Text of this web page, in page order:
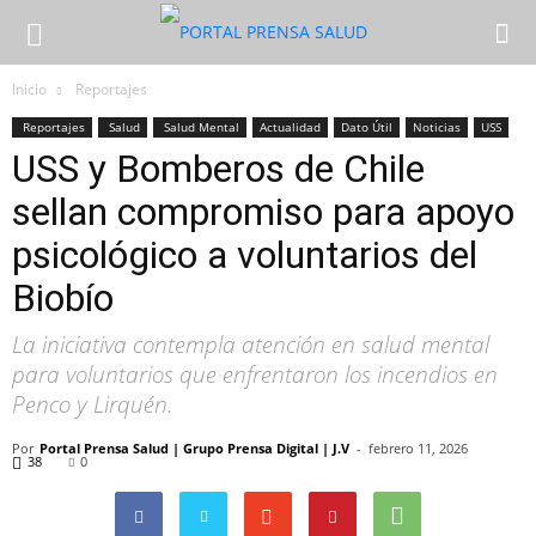
Inicio Reportajes
Reportajes Salud Salud Mental Actualidad Dato Útil Noticias USS
USS y Bomberos de Chile
sellan compromiso para apoyo
psicológico a voluntarios del
Biobío
La iniciativa contempla atención en salud mental
para voluntarios que enfrentaron los incendios en
Penco y Lirquén.
Por Portal Prensa Salud | Grupo Prensa Digital | J.V - febrero 11, 2026
38 0